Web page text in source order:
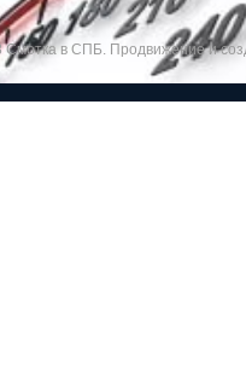
Смотка в СПБ. Продвижение и